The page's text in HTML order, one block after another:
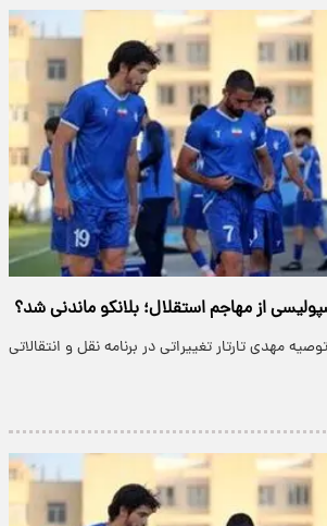
از مهاجم استقلال؛ بلانکو ماندنی شد؟
مهدی تارتار تغییراتی در برنامه نقل و انتقالاتی